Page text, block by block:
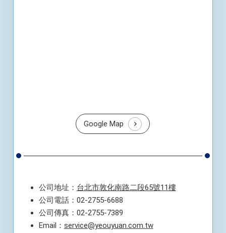
Google Map
公司地址： 台北市敦化南路二段65號11樓
公司電話：02-2755-6688
公司傳真：02-2755-7389
Email： service@yeouyuan.com.tw